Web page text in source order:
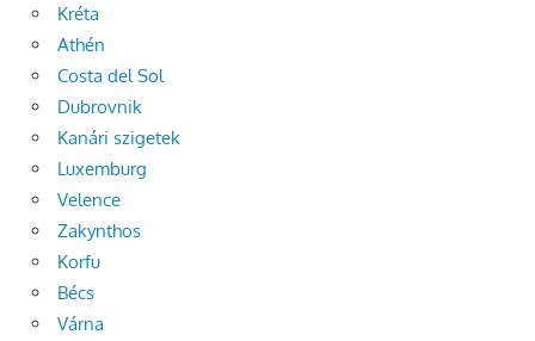
Kréta
Athén
Costa del Sol
Dubrovnik
Kanári szigetek
Luxemburg
Velence
Zakynthos
Korfu
Bécs
Várna